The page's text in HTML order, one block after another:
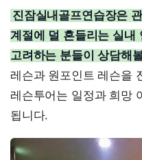
진잠실내골프연습장은
계절에 덜 흔들리는 실내
고려하는 분들이 상담해
레슨과 원포인트 레슨을
레슨투어는 일정과 희망
됩니다.